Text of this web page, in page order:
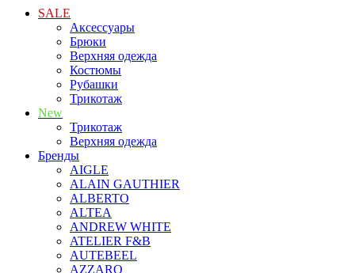
SALE
Аксессуары
Брюки
Верхняя одежда
Костюмы
Рубашки
Трикотаж
New
Трикотаж
Верхняя одежда
Бренды
AIGLE
ALAIN GAUTHIER
ALBERTO
ALTEA
ANDREW WHITE
ATELIER F&B
AUTEBEEL
AZZARO